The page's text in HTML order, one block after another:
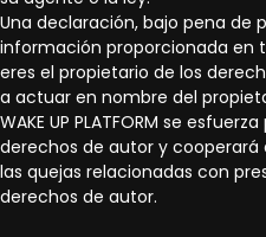
Una declaración, bajo pena de
información proporcionada en
eres el propietario de los
a actuar en nombre del
WAKE UP PLATFORM se
derechos de autor y
las quejas relacionadas con
derechos de autor.